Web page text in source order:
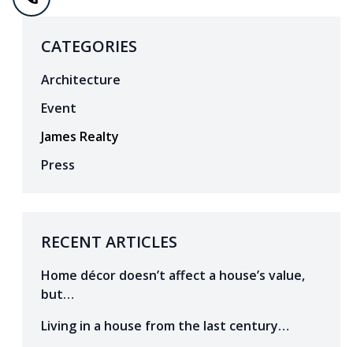
CATEGORIES
Architecture
Event
James Realty
Press
RECENT ARTICLES
Home décor doesn’t affect a house’s value,
but…
Living in a house from the last century…